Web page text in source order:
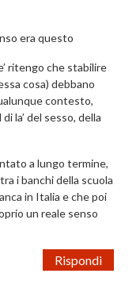
era questo
ritengo che stabilire
cosa) debbano
contesto,
la’ del sesso, della
a lungo termine,
i banchi della scuola
in Italia e che poi
un reale senso
Rispondi